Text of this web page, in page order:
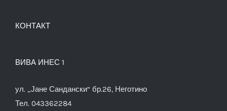
КОНТАКТ
ВИВА ИНЕС 1
ул. „Јане Сандански“ бр.26, Неготино
Тел. 043362284